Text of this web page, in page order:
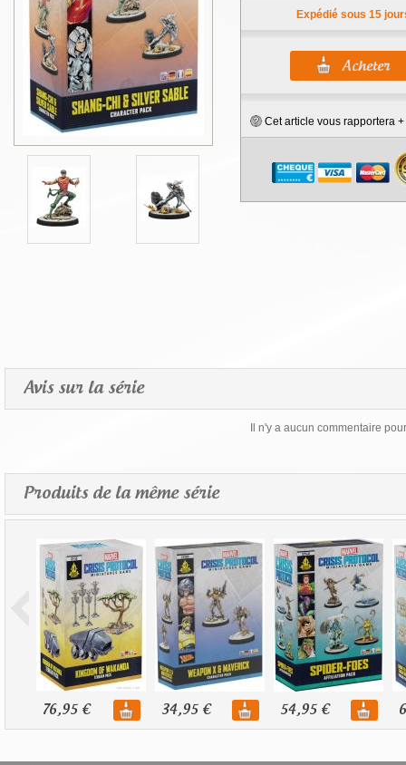
Expédié sous 15
Cet article vous rapportera +
Avis sur la série
Il n'y a aucun commentaire
Produits de la même série
76,95 € 34,95 € 54,95 €